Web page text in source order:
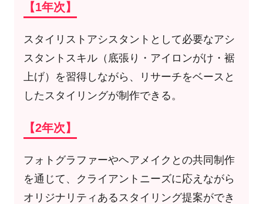
【1年次】
スタイリストアシスタントとして必要なアシ
スタントスキル（底張り・アイロンがけ・裾
上げ）を習得しながら、リサーチをベースと
したスタイリングが制作できる。
【2年次】
フォトグラファーやヘアメイクとの共同制作
を通じて、クライアントニーズに応えながら
オリジナリティあるスタイリング提案ができ